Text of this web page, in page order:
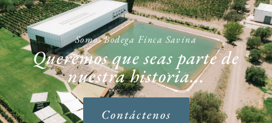
Somos Bodega Finca Savina
Queremos que seas parte de
nuestra historia...
Contáctenos